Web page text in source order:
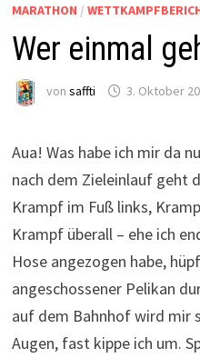
MARATHON /
Wer einmal
von saffti 3. Oktober
Aua! Was habe ich mir da
nach dem Zieleinlauf geht
Krampf im Fuß links,
Krampf überall – ehe ich
Hose angezogen habe,
angeschossener Pelikan
auf dem Bahnhof wird mir
Augen, fast kippe ich um.